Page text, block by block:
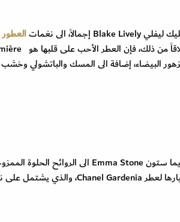
ليفليBlake Lively إجمالاً، الى نغماتالعطور
من ذلك، فإن العطر الأحب على قلبها هو
البيضاء، إضافة الى المسك والباتشولي
ستونEmma Stone الى الروائح الحلوة
لعطرChanel Gardenia، والذي يشتمل على